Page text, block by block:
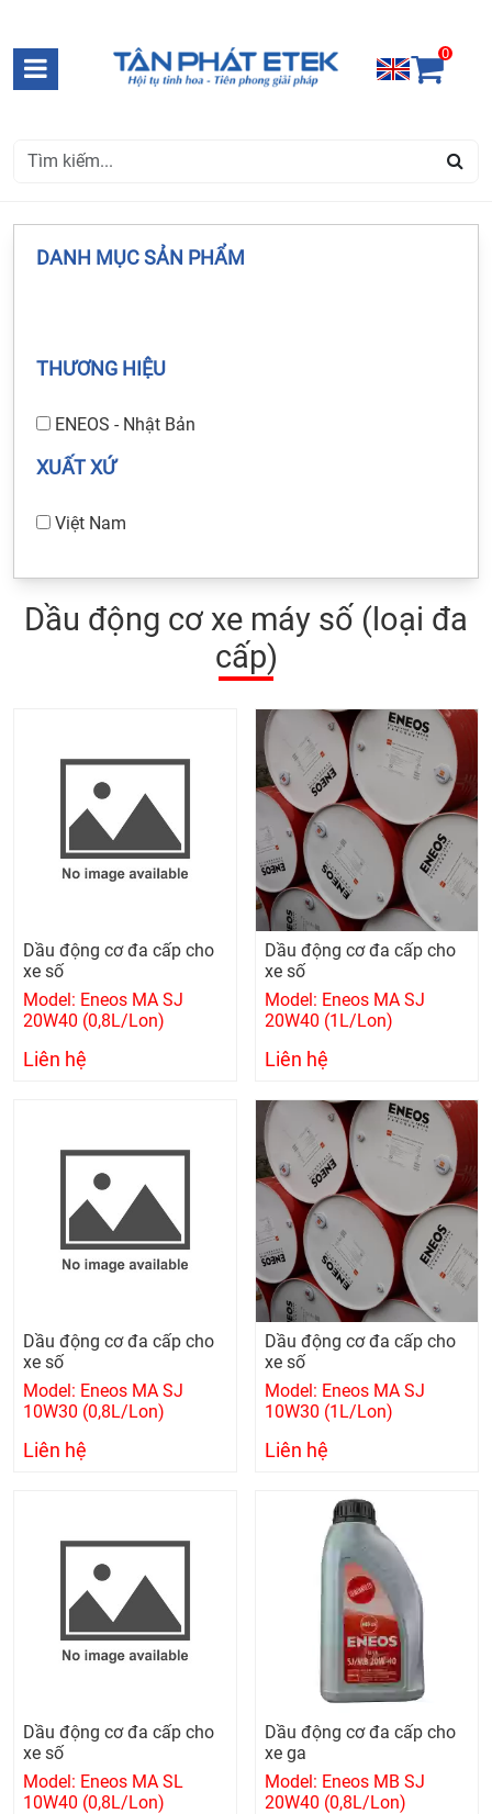
0
DANH MỤC SẢN PHẨM
THƯƠNG HIỆU
ENEOS - Nhật Bản
XUẤT XỨ
Việt Nam
Dầu động cơ xe máy số (loại đa
cấp)
Dầu động cơ đa cấp cho
xe số
Model: Eneos MA SJ
20W40 (0,8L/Lon)
Liên hệ
Dầu động cơ đa cấp cho
xe số
Model: Eneos MA SJ
20W40 (1L/Lon)
Liên hệ
Dầu động cơ đa cấp cho
xe số
Model: Eneos MA SJ
10W30 (0,8L/Lon)
Liên hệ
Dầu động cơ đa cấp cho
xe số
Model: Eneos MA SJ
10W30 (1L/Lon)
Liên hệ
Dầu động cơ đa cấp cho
xe số
Model: Eneos MA SL
10W40 (0,8L/Lon)
Dầu động cơ đa cấp cho
xe ga
Model: Eneos MB SJ
20W40 (0,8L/Lon)